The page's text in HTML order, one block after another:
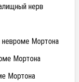
нерв
невроме Мортона
Мортона
Мортона